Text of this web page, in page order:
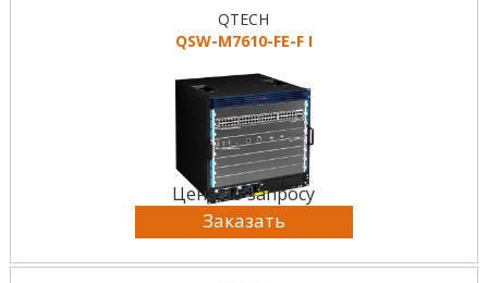
QTECH
QSW-M7610-FE-F I
Цена по запросу
Заказать